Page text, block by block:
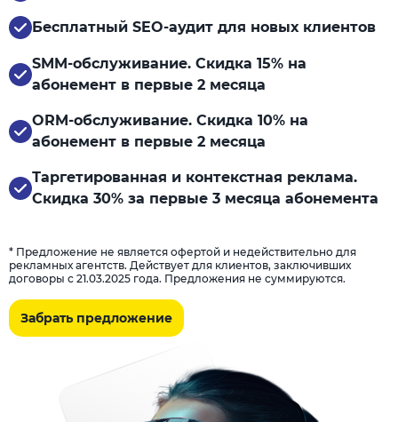
Бесплатный SEO-аудит для новых клиентов
SMM-обслуживание. Скидка 15% на
абонемент в первые 2 месяца
ORM-обслуживание. Скидка 10% на
абонемент в первые 2 месяца
Таргетированная и контекстная реклама.
Скидка 30% за первые 3 месяца абонемента
* Предложение не является офертой и недействительно для
рекламных агентств. Действует для клиентов, заключивших
договоры с 21.03.2025 года. Предложения не суммируются.
Забрать предложение